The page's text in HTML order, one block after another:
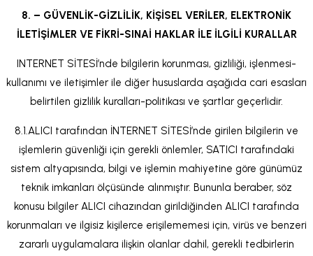
8. – GÜVENLİK-GİZLİLİK, KİŞİSEL VERİLER, ELEKTRONİK
İLETİŞİMLER VE FİKRİ-SINAİ HAKLAR İLE İLGİLİ KURALLAR
INTERNET SİTESİ’nde bilgilerin korunması, gizliliği, işlenmesi-
kullanımı ve iletişimler ile diğer hususlarda aşağıda cari esasları
belirtilen gizlilik kuralları-politikası ve şartlar geçerlidir.
8.1.ALICI tarafından İNTERNET SİTESİ’nde girilen bilgilerin ve
işlemlerin güvenliği için gerekli önlemler, SATICI tarafındaki
sistem altyapısında, bilgi ve işlemin mahiyetine göre günümüz
teknik imkanları ölçüsünde alınmıştır. Bununla beraber, söz
konusu bilgiler ALICI cihazından girildiğinden ALICI tarafında
korunmaları ve ilgisiz kişilerce erişilememesi için, virüs ve benzeri
zararlı uygulamalara ilişkin olanlar dahil, gerekli tedbirlerin